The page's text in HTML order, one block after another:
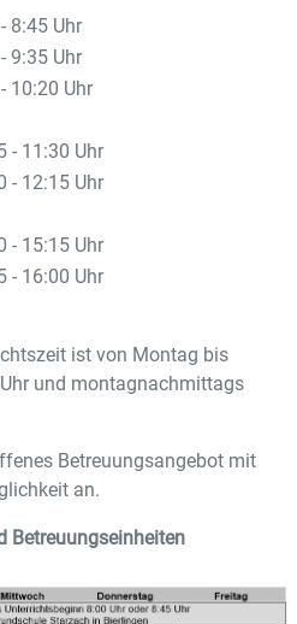
8:45 Uhr
9:35 Uhr
10:20 Uhr
- 11:30 Uhr
- 12:15 Uhr
- 15:15 Uhr
- 16:00 Uhr
ist von Montag bis
und montagnachmittags
Betreuungsangebot mit
an.
Betreuungseinheiten